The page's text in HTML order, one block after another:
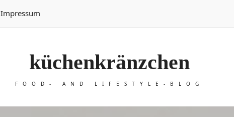
Impressum
küchenkränzchen
FOOD- AND LIFESTYLE-BLOG